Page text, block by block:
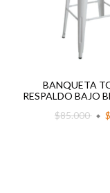
BANQUETA
RESPALDO BAJO
$85.000